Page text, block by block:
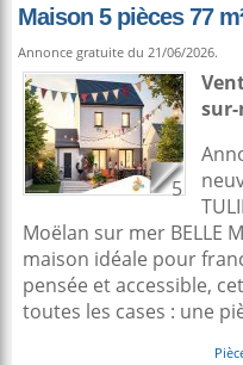
Maison 5 pièces 77
Annonce gratuite du 21/06/2026.
5
Moëlan sur mer BELLE
maison idéale pour
pensée et accessible,
toutes les cases : une